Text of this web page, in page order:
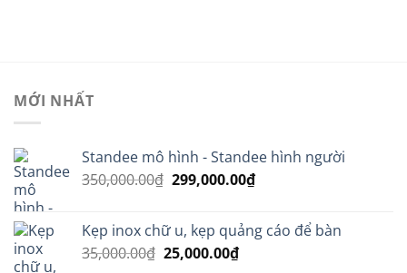
MỚI NHẤT
Standee mô hình - Standee hình người
350,000.00₫ Giá
350,000.00₫.
299,000.00₫Giá
là:
Kẹp inox chữ u, kẹp quảng cáo để bàn
35,000.00₫ Giá
25,000.00₫Giá